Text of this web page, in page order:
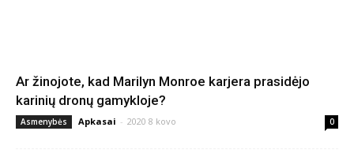
Ar žinojote, kad Marilyn Monroe karjera prasidėjo
karinių dronų gamykloje?
Asmenybės Apkasai - 2020 8 kovo 0